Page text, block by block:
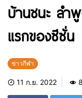
บ้านชนะ ลำ
แรกของซีซั่น
ข่าวกีฬา
11 ก.ย. 2022